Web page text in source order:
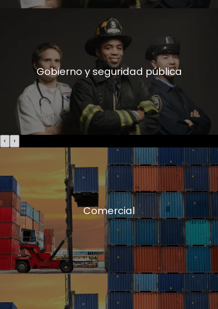
Gobierno y seguridad pública
‹ ›
Comercial